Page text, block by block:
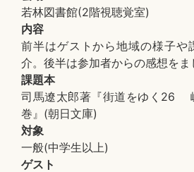
若林図書館(2階視聴覚室)
内容
前半はゲストから地域の様子や
介。後半は参加者からの感想を
課題本
司馬遼太郎著『街道をゆく26
巻』(朝日文庫)
対象
一般(中学生以上)
ゲスト